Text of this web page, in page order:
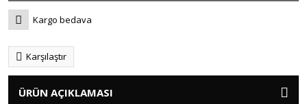
Kargo bedava
Karşılaştır
ÜRÜN AÇIKLAMASI